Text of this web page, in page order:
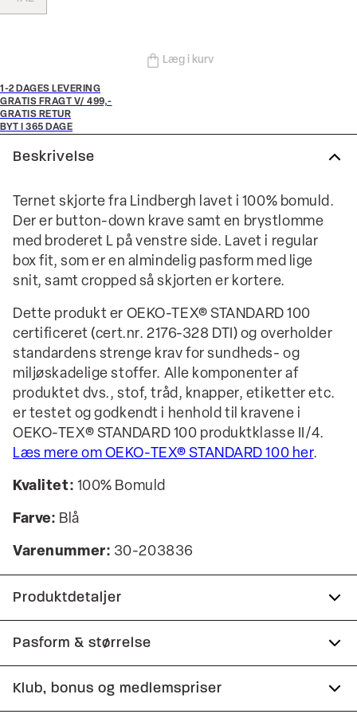
Læg i kurv
1-2 DAGES LEVERING
GRATIS FRAGT V/ 499,-
GRATIS RETUR
BYT I 365 DAGE
Beskrivelse
Ternet skjorte fra Lindbergh lavet i 100% bomuld.
Der er button-down krave samt en brystlomme
med broderet L på venstre side. Lavet i regular
box fit, som er en almindelig pasform med lige
snit, samt cropped så skjorten er kortere.
Dette produkt er OEKO-TEX® STANDARD 100
certificeret (cert.nr. 2176-328 DTI) og overholder
standardens strenge krav for sundheds- og
miljøskadelige stoffer. Alle komponenter af
produktet dvs., stof, tråd, knapper, etiketter etc.
er testet og godkendt i henhold til kravene i
OEKO-TEX® STANDARD 100 produktklasse II/4.
Læs mere om OEKO-TEX® STANDARD 100 her.
Kvalitet: 100% Bomuld
Farve: Blå
Varenummer: 30-203836
Produktdetaljer
Certificeret med OEKO-TEX® STANDARD 100.
Logomærke nederst på venstre side.
Fremstillet i 100% bomuld.
Pasform & størrelse
Fit:Cropped length
Klub, bonus og medlemspriser